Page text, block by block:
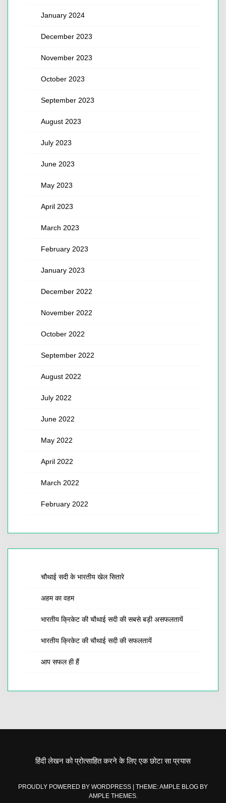
January 2024
December 2023
November 2023
October 2023
September 2023
August 2023
July 2023
June 2023
May 2023
April 2023
March 2023
February 2023
January 2023
December 2022
November 2022
October 2022
September 2022
August 2022
July 2022
June 2022
May 2022
April 2022
March 2022
February 2022
चौथाई सदी के भारतीय खेल सितारे
अहम का वहम
भारतीय क्रिकेट की चौथाई सदी की सबसे बड़ी असफलतायें
भारतीय क्रिकेट की चौथाई सदी की सफलतायें
आप सफल ही हैं
हिंदी लेखन को प्रोत्साहित करने के लिए एक छोटा सा प्रयास
PROUDLY POWERED BY WORDPRESS
THEME: AMPLE BLOG BY
AMPLE THEMES.